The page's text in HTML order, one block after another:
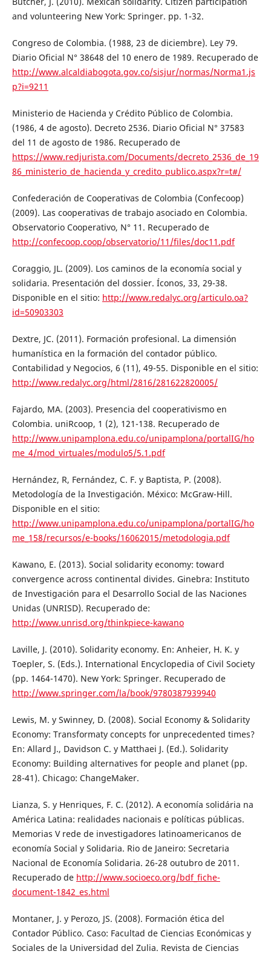
and volunteering New York: Springer. pp. 1-32.
Congreso de Colombia. (1988, 23 de diciembre). Ley 79.
Diario Oficial N° 38648 del 10 enero de 1989. Recuperado de
http://www.alcaldiabogota.gov.co/sisjur/normas/Norma1.js
p?i=9211
Ministerio de Hacienda y Crédito Público de Colombia.
(1986, 4 de agosto). Decreto 2536. Diario Oficial N° 37583
del 11 de agosto de 1986. Recuperado de
https://www.redjurista.com/Documents/decreto_2536_de_19
86_ministerio_de_hacienda_y_credito_publico.aspx?r=t#/
Confederación de Cooperativas de Colombia (Confecoop)
(2009). Las cooperativas de trabajo asociado en Colombia.
Observatorio Cooperativo, N° 11. Recuperado de
http://confecoop.coop/observatorio/11/files/doc11.pdf
Coraggio, JL. (2009). Los caminos de la economía social y
solidaria. Presentación del dossier. Íconos, 33, 29-38.
Disponible en el sitio: http://www.redalyc.org/articulo.oa?
id=50903303
Dextre, JC. (2011). Formación profesional. La dimensión
humanística en la formación del contador público.
Contabilidad y Negocios, 6 (11), 49-55. Disponible en el sitio:
http://www.redalyc.org/html/2816/281622820005/
Fajardo, MA. (2003). Presencia del cooperativismo en
Colombia. uniRcoop, 1 (2), 121-138. Recuperado de
http://www.unipamplona.edu.co/unipamplona/portalIG/ho
me_4/mod_virtuales/modulo5/5.1.pdf
Hernández, R, Fernández, C. F. y Baptista, P. (2008).
Metodología de la Investigación. México: McGraw-Hill.
Disponible en el sitio:
http://www.unipamplona.edu.co/unipamplona/portalIG/ho
me_158/recursos/e-books/16062015/metodologia.pdf
Kawano, E. (2013). Social solidarity economy: toward
convergence across continental divides. Ginebra: Instituto
de Investigación para el Desarrollo Social de las Naciones
Unidas (UNRISD). Recuperado de:
http://www.unrisd.org/thinkpiece-kawano
Laville, J. (2010). Solidarity economy. En: Anheier, H. K. y
Toepler, S. (Eds.). International Encyclopedia of Civil Society
(pp. 1464-1470). New York: Springer. Recuperado de
http://www.springer.com/la/book/9780387939940
Lewis, M. y Swinney, D. (2008). Social Economy & Solidarity
Economy: Transformaty concepts for unprecedented times?
En: Allard J., Davidson C. y Matthaei J. (Ed.). Solidarity
Economy: Building alternatives for people and planet (pp.
28-41). Chicago: ChangeMaker.
Lianza, S. y Henriques, F. C. (2012). A economía solidária na
América Latina: realidades nacionais e políticas públicas.
Memorias V rede de investigadores latinoamericanos de
economía Social y Solidaria. Rio de Janeiro: Secretaria
Nacional de Economía Solidaria. 26-28 outubro de 2011.
Recuperado de http://www.socioeco.org/bdf_fiche-
document-1842_es.html
Montaner, J. y Perozo, JS. (2008). Formación ética del
Contador Público. Caso: Facultad de Ciencias Económicas y
Sociales de la Universidad del Zulia. Revista de Ciencias